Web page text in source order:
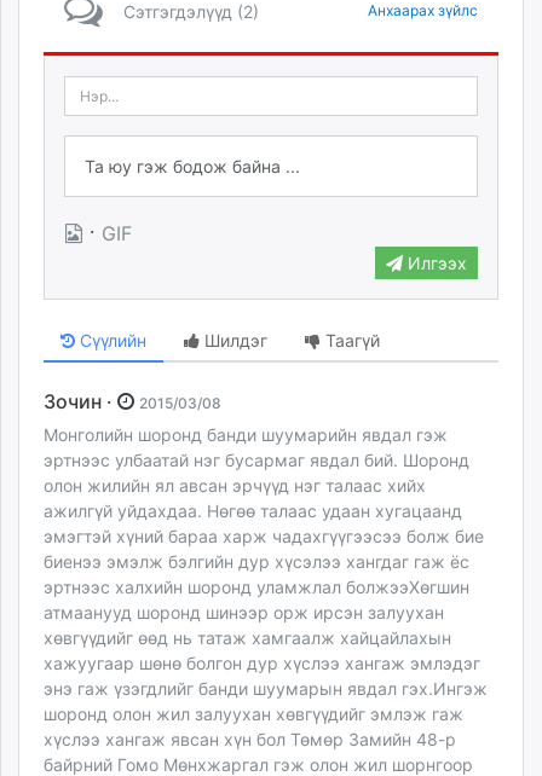
Сэтгэгдэлүүд (2) Анхаарах зүйлс
· GIF
Илгээх
Сүүлийн Шилдэг Таагүй
Зочин · 2015/03/08
Монголийн шоронд банди шуумарийн явдал гэж
эртнээс улбаатай нэг бусармаг явдал бий. Шоронд
олон жилийн ял авсан эрчүүд нэг талаас хийх
ажилгүй уйдахдаа. Нөгөө талаас удаан хугацаанд
эмэгтэй хүний бараа харж чадахгүүгээсээ болж бие
биенээ эмэлж бэлгийн дур хүсэлээ хангдаг гаж ёс
эртнээс халхийн шоронд уламжлал болжээХөгшин
атмаанууд шоронд шинээр орж ирсэн залуухан
хөвгүүдийг өөд нь татаж хамгаалж хайцайлахын
хажуугаар шөнө болгон дур хүслээ хангаж эмлэдэг
энэ гаж үзэгдлийг банди шуумарын явдал гэх.Ингэж
шоронд олон жил залуухан хөвгүүдийг эмлэж гаж
хүслээ хангаж явсан хүн бол Төмөр Замийн 48-р
байрний Гомо Мөнхжаргал гэж олон жил шорнгоор